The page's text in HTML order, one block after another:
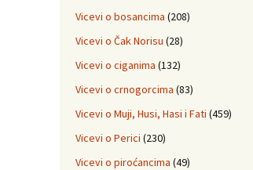
Vicevi o bosancima (208)
Vicevi o Čak Norisu (28)
Vicevi o ciganima (132)
Vicevi o crnogorcima (83)
Vicevi o Muji, Husi, Hasi i Fati (459)
Vicevi o Perici (230)
Vicevi o piroćancima (49)